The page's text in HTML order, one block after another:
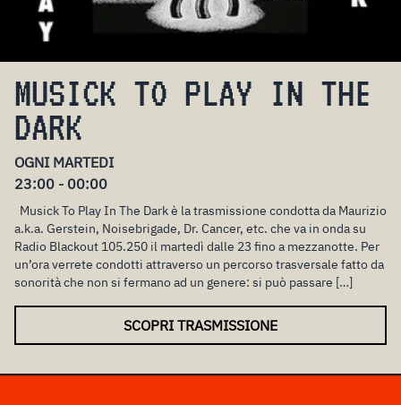
MUSICK TO PLAY IN THE
DARK
OGNI MARTEDI
23:00 - 00:00
Musick To Play In The Dark è la trasmissione condotta da Maurizio
a.k.a. Gerstein, Noisebrigade, Dr. Cancer, etc. che va in onda su
Radio Blackout 105.250 il martedì dalle 23 fino a mezzanotte. Per
un’ora verrete condotti attraverso un percorso trasversale fatto da
sonorità che non si fermano ad un genere: si può passare […]
SCOPRI TRASMISSIONE